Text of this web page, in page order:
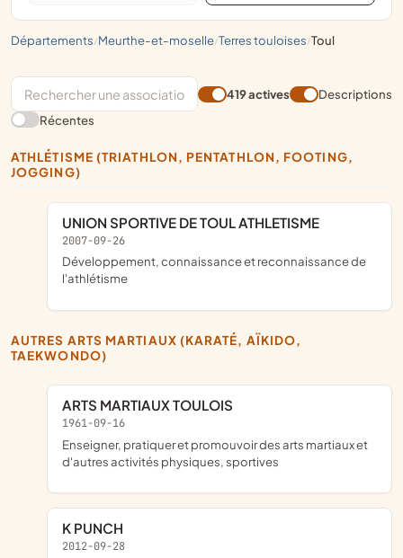
départements/ meurthe-et-moselle/ terres touloises/ toul
419 actives
Descriptions
Récentes
ATHLÉTISME (TRIATHLON, PENTATHLON, FOOTING,
JOGGING)
UNION SPORTIVE DE TOUL ATHLETISME
2007-09-26
développement, connaissance et reconnaissance de
l'athlétisme
AUTRES ARTS MARTIAUX (KARATÉ, AÏKIDO,
TAEKWONDO)
ARTS MARTIAUX TOULOIS
1961-09-16
enseigner, pratiquer et promouvoir des arts martiaux et
d'autres activités physiques, sportives
K PUNCH
2012-09-28